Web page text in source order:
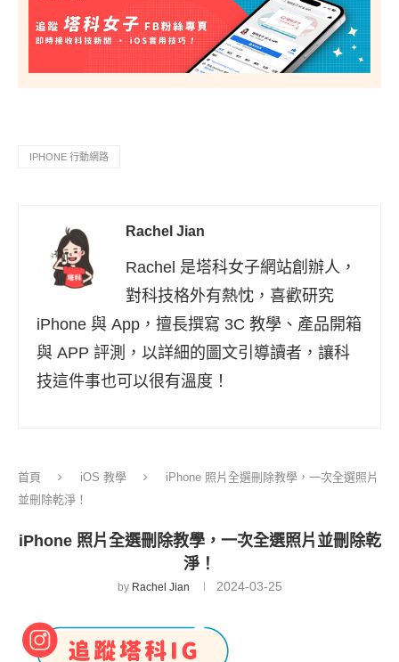
IPHONE 行動網路
Rachel Jian
Rachel 是塔科女子網站創辦人，
對科技格外有熱忱，喜歡研究
iPhone 與 App，擅長撰寫 3C 教學、產品開箱
與 APP 評測，以詳細的圖文引導讀者，讓科
技這件事也可以很有溫度！
首頁 iOS 教學
iPhone 照片全選刪除教學，一次全選照片
並刪除乾淨！
iPhone 照片全選刪除教學，一次全選照片並刪除乾
淨！
by Rachel Jian 2024-03-25